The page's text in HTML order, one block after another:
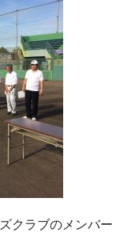
クラブのメンバー